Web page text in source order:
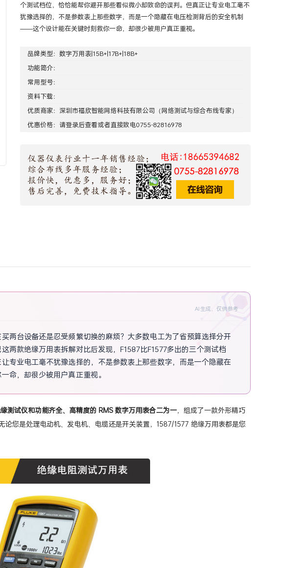
个测试档位，恰恰能帮你避开那些看似微小却致命的误判。但真正让专业电工毫不
犹豫选择的，不是参数表上那些数字，而是一个隐藏在电压检测背后的安全机制
——这个设计能在关键时刻救你一命，却很少被用户真正重视。
品牌类型： 数字万用表|15B+|17B+|18B+
功能简介：
常用型号：
资料下载：
优质商家： 深圳市福欣智能网络科技有限公司 （网络测试与综合布线专家）
优惠价格：请登录后查看或者直接致电0755-82816978
AI生成，仅供参考
两台设备还是忍受频繁切换的麻烦？大多数电工为了省预算选择分开
两款绝缘万用表拆解对比后发现，F1587比F1577多出的三个测试档
专业电工毫不犹豫选择的，不是参数表上那些数字，而是一个隐藏在
命，却很少被用户真正重视。
测试仪和功能齐全、高精度的 RMS 数字万用表合二为一，组成了一款外形精巧
您是处理电动机、发电机、电缆还是开关装置，1587/1577 绝缘万用表都是您